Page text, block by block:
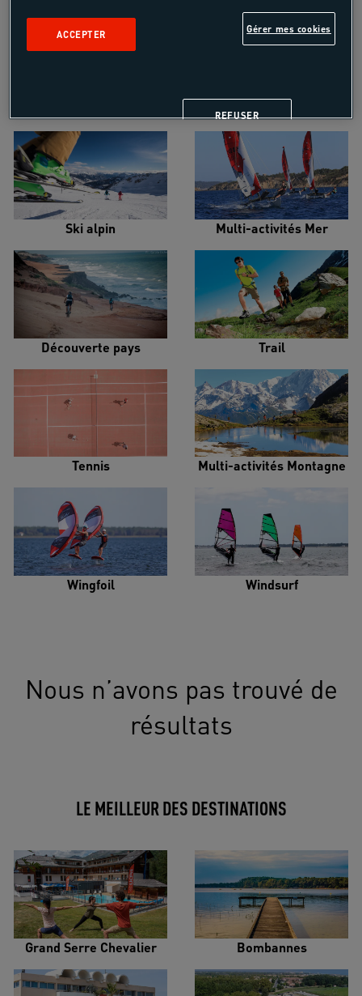
Snowboard
Ski alpin Multi-activités Mer
Découverte pays Trail
Tennis Multi-activités Montagne
Wingfoil Windsurf
Nous n’avons pas trouvé de
résultats
LE MEILLEUR DES DESTINATIONS
Grand Serre Chevalier Bombannes
Gérer mes cookies
REFUSER
ACCEPTER